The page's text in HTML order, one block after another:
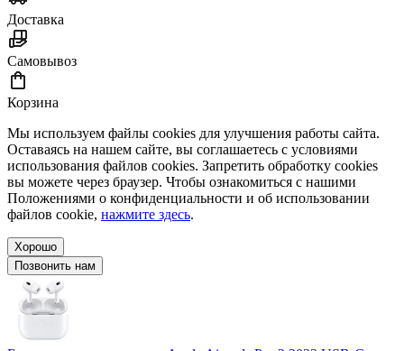
Доставка
Самовывоз
Корзина
Мы используем файлы cookies для улучшения работы сайта.
Оставаясь на нашем сайте, вы соглашаетесь с условиями
использования файлов cookies. Запретить обработку cookies
вы можете через браузер. Чтобы ознакомиться с нашими
Положениями о конфиденциальности и об использовании
файлов cookie, нажмите здесь.
Хорошо
Позвонить нам